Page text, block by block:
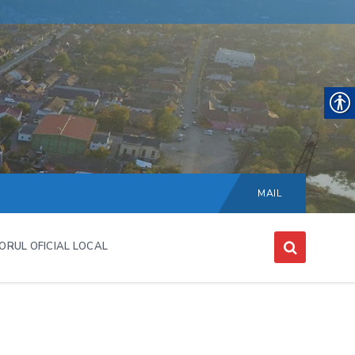
Choose
language:
MAIL
OFICIAL LOCAL